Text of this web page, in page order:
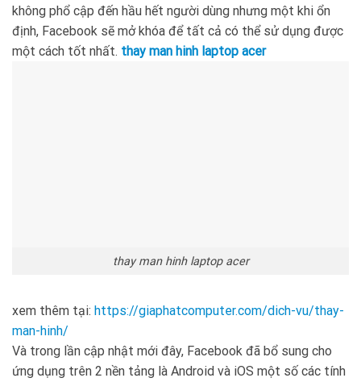
không phổ cập đến hầu hết người dùng nhưng một khi ổn
định, Facebook sẽ mở khóa để tất cả có thể sử dụng được
một cách tốt nhất. thay man hinh laptop acer
thay man hinh laptop acer
xem thêm tại: https://giaphatcomputer.com/dich-vu/thay-
man-hinh/
Và trong lần cập nhật mới đây, Facebook đã bổ sung cho
ứng dụng trên 2 nền tảng là Android và iOS một số các tính